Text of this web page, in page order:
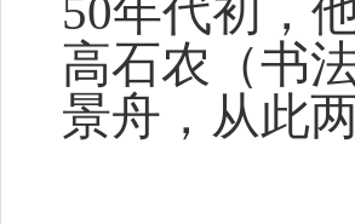
50年代初，
高石农（书
景舟，从此